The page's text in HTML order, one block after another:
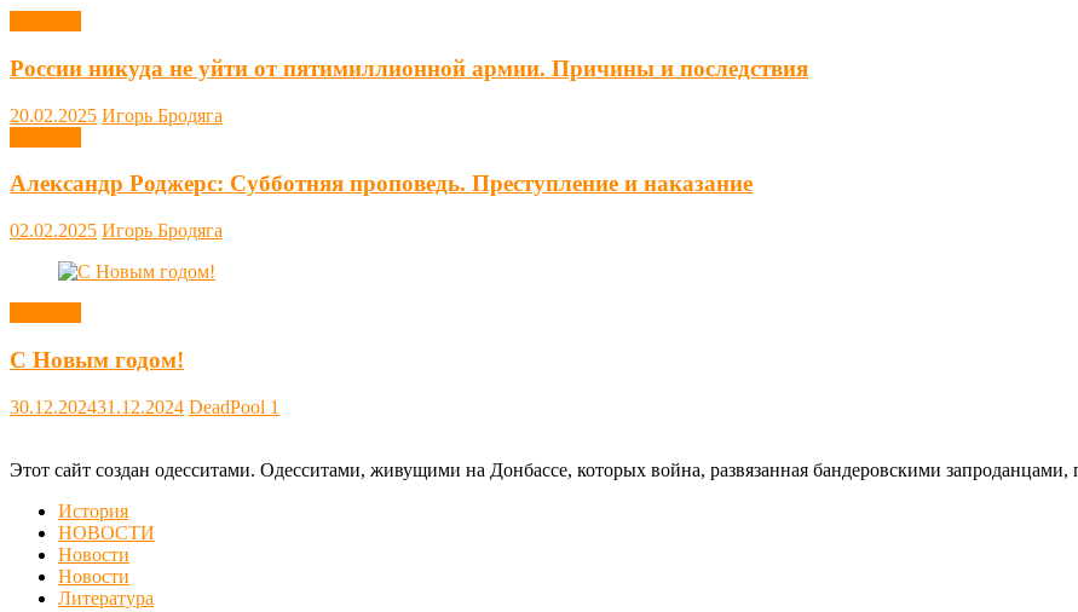
России никуда не уйти от пятимиллионной армии. Причины и последствия
20.02.2025 Игорь Бродяга
Александр Роджерс: Субботняя проповедь. Преступление и наказание
02.02.2025 Игорь Бродяга
С Новым годом!
30.12.202431.12.2024 DeadPool 1
Этот сайт создан одесситами. Одесситами, живущими на Донбассе, которых война, развязанная бандеровскими
История
НОВОСТИ
Новости
Новости
Литература